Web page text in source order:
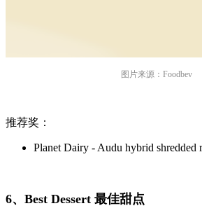
图片来源：Foodbev
推荐奖：
Planet Dairy - Audu hybrid shredded
6、Best Dessert 最佳甜点